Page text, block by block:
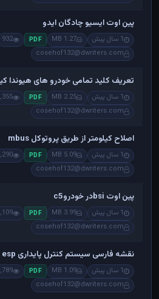
پین اوت ایسیو چادگان ایدو
1 سال پیش 1.27 MB
PDF
932
cosehof132@dwriters.com
تعریف کلید تمامی خودرو های هیوندا
1 سال پیش 2.25 MB
PDF
cosehof132@dwriters.com
اصلاح کیلومتر از طریق پروتوکل mbus
1 سال پیش 5.09 MB
PDF
cosehof132@dwriters.com
پین اوت bsiدر خودروc5
1 سال پیش 3.99 MB
PDF
cosehof132@dwriters.com
نقشه فارسی سیستم کنترل پایداری esp
1 سال پیش 1.09 MB
PDF
cosehof132@dwriters.com